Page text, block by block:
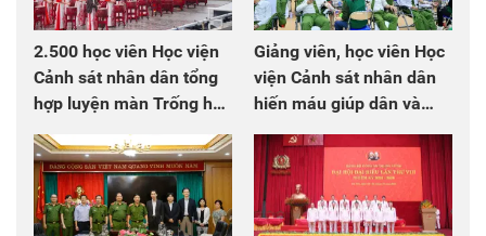
2.500 học viên Học viện
Cảnh sát nhân dân tổng
hợp luyện màn Trống hội
chào mừng Đại hội Đảng
Giảng viên, học viên Học
viện Cảnh sát nhân dân
hiến máu giúp dân và
đồng đội